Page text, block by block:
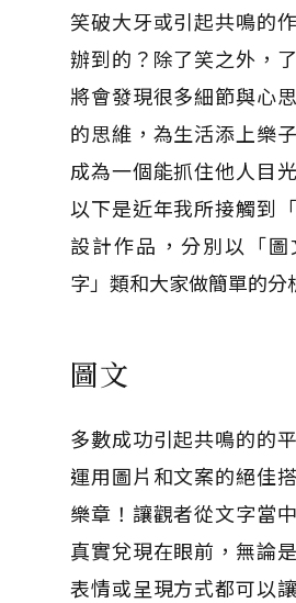
笑破大牙或引起共鳴的
辦到的？除了笑之外，
將會發現很多細節與心
的思維，為生活添上樂
成為一個能抓住他人目
以下是近年我所接觸到
設計作品，分別以「
字」類和大家做簡單的分
圖文
多數成功引起共鳴的的
運用圖片和文案的絕佳
樂章！讓觀者從文字當
真實兌現在眼前，無論
表情或呈現方式都可以